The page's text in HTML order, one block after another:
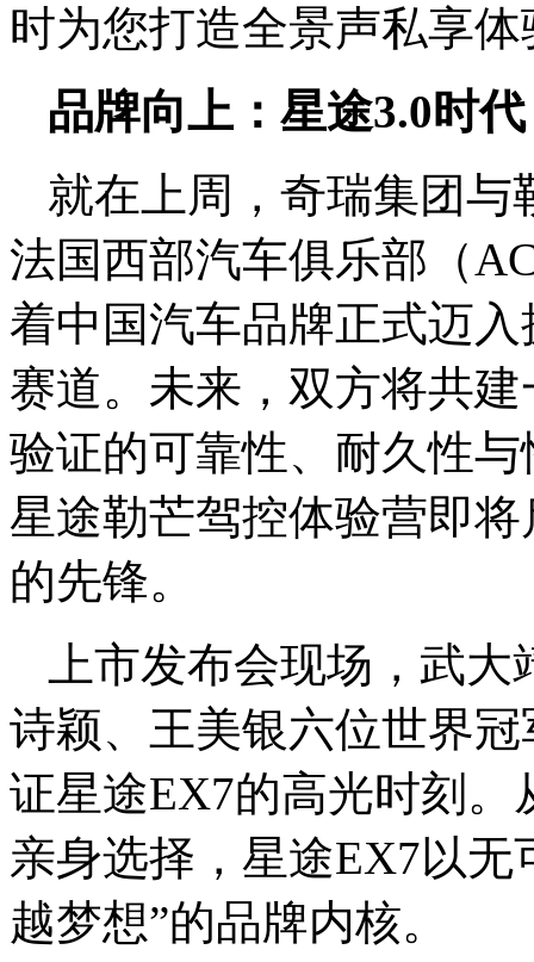
时为您打造全景声私享体
品牌向上：星途3.0时
就在上周，奇瑞集团
法国西部汽车俱乐部（
着中国汽车品牌正式迈
赛道。未来，双方将共
验证的可靠性、耐久性
星途勒芒驾控体验营即
的先锋。
上市发布会现场，武
诗颖、王美银六位世界
证星途EX7的高光时刻
亲身选择，星途EX7以
越梦想”的品牌内核。